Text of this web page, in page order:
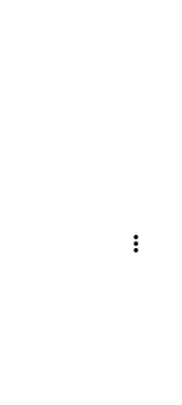
more_vert